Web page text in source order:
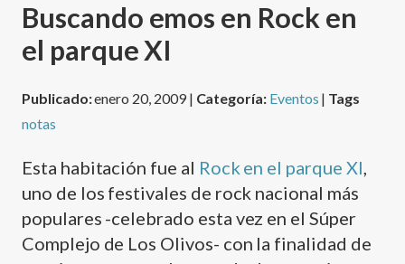
Buscando emos en Rock en
el parque XI
Publicado:enero 20, 2009 | Categoría: Eventos | Tags
notas
Esta habitación fue al Rock en el parque XI
uno de los festivales de rock nacional más
populares -celebrado esta vez en el Súper
Complejo de Los Olivos- con la finalidad de